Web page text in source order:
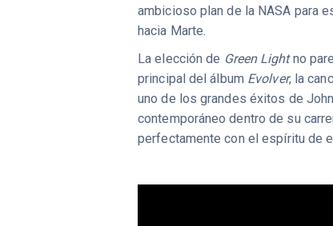
ambicioso plan de la NASA para
hacia Marte.
La elección de Green Lightno
principal del álbum Evolver, la
uno de los grandes éxitos de
contemporáneo dentro de su
perfectamente con el espíritu de